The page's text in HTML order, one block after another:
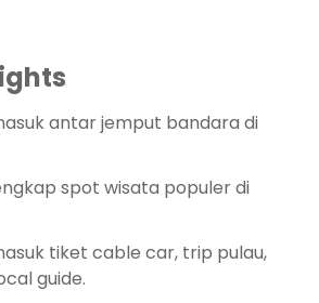
antar jemput bandara di
spot wisata populer di
tiket cable car, trip pulau,
guide.